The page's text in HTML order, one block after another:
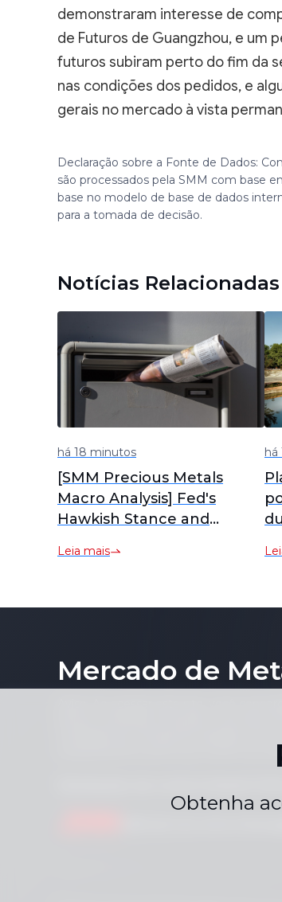
demonstraram interesse de
de Futuros de Guangzhou, e um
futuros subiram perto do fim da
nas condições dos pedidos, e
gerais no mercado à vista
Declaração sobre a Fonte de Dados:
são processados pela SMM com base
base no modelo de base de dados
para a tomada de decisão.
Notícias Relacionadas
há 18 minutos
[SMM Precious Metals
Macro Analysis] Fed's
Hawkish Stance and
Impact Precious Metals
Leia mais
há
Obtenha
Mercado de
consentimento prévio por escrito do